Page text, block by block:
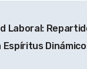
Laboral: